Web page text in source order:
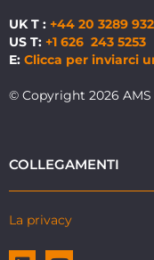
UK T : +44 20 3289
US T: +1 626 243 5253
E: Clicca per inviarci
© Copyright 2026
COLLEGAMENTI
La privacy